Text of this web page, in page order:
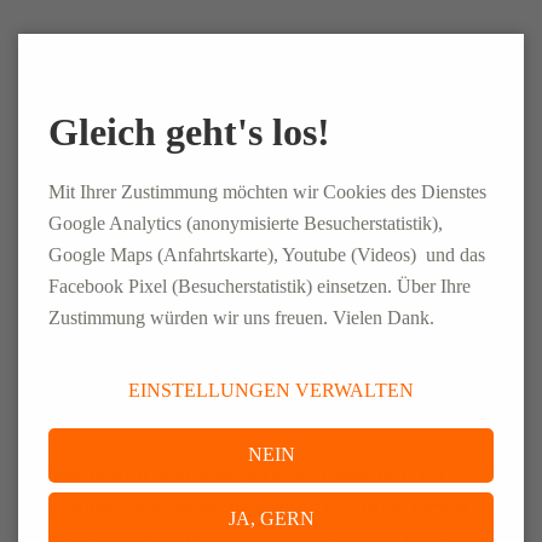
CONLOG?
Du stehst kurz vor deinem Schulabschluss und bist auf der
Suche nach einem interessanten, abwechslungsreichen
Ausbildungsplatz im Bereich Personalmanagement und
mit der CONLOG in deine berufliche Zukunft. 🎓
Du bist dir noch nicht sicher, ob eine Ausbildung in der
Gleich geht's los!
Mit Ihrer Zustimmung möchten wir Cookies des Dienstes
Google Analytics (anonymisierte Besucherstatistik),
Google Maps (Anfahrtskarte), Youtube (Videos) und das
Facebook Pixel (Besucherstatistik) einsetzen. Über Ihre
Zustimmung würden wir uns freuen. Vielen Dank.
EINSTELLUNGEN VERWALTEN
NEIN
JA, GERN